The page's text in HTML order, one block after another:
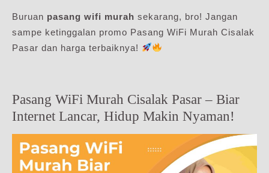
Buruan pasang wifi murah sekarang, bro! Jangan
sampe ketinggalan promo Pasang WiFi Murah Cisalak
Pasar dan harga terbaiknya!
Pasang WiFi Murah Cisalak Pasar – Biar
Internet Lancar, Hidup Makin Nyaman!